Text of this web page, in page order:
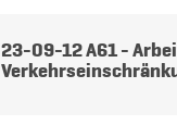
23-09-12 A61 -